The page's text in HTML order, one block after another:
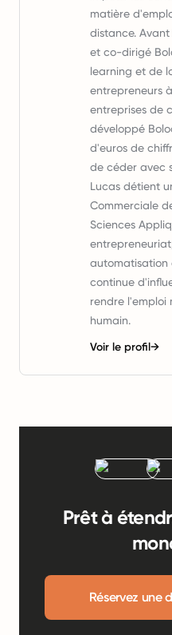
matière
distance.
et co-dirigé
learning et de
entrepreneurs
entreprises de
développé
d'euros de
de céder avec
Lucas détient
Commerciale
Sciences
continue
rendre l'emploi
humain.
Voir le profil→
Prêt à
Réservez une